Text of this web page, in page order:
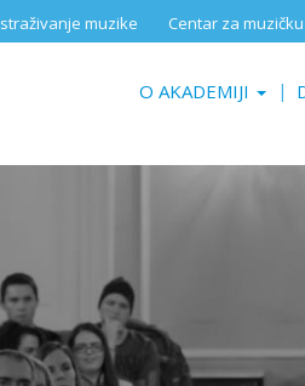
muzike Centar za
O AKADEMIJI